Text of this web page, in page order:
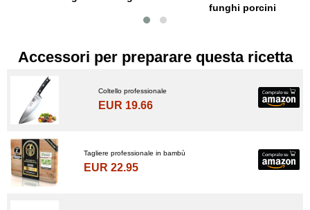
funghi porcini
Accessori per preparare questa ricetta
Coltello professionale
EUR 19.66
Tagliere professionale in bambù
EUR 22.95